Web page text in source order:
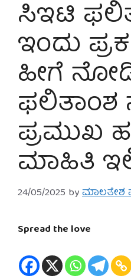
ಸಿಇಟಿ
ಇಂದು
ಹೀಗೆ
ಫಲಿತಾಂಶ
ಪ್ರಮುಖ
ಮಾಹಿತಿ
24/05/2025 byಮಾಲತೇಶ
Spread the love